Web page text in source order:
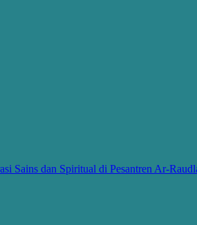
Sains dan Spiritual di Pesantren Ar-